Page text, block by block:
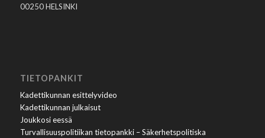
00250 HELSINKI
TIETOPANKIT
Kadettikunnan esittelyvideo
Kadettikunnan julkaisut
Joukkosi eessä
Turvallisuuspolitiikan tietopankki – Säkerhetspolitiska